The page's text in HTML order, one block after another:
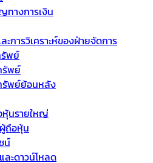
างการเงิน
ะการวิเคราะห์ของฝ่ายจัดการ
พย์
รัพย์
รัพย์ย้อนหลัง
นรายใหญ่
ถือหุ้น
น์
ละดาวน์โหลด